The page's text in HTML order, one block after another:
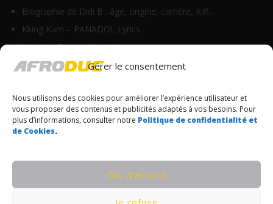
Gérer le consentement
Nous utilisons des cookies pour améliorer l’expérience utilisateur et
vous proposer des contenus et publicités adaptés à vos besoins. Pour
plus d’informations, consulter notre Politique de confidentialité et
de Cookies.
Ok, d’accord
Biographie de Didi B : âge, origine, carrière, Kiff…
Kking Kum – PANADOL Lyrics
Homix – On y va (Lyrics)
Daniel Banam – EL YAH Lyrics (Live recording)
Ghix – Axelerine Merryline (Lyrics)
Jeady Jay – Samedi soir (Lyrics)
Burna Boy – Kabiyesi (Lyrics)
© Copyrights Afroduc | Tous droits réservés